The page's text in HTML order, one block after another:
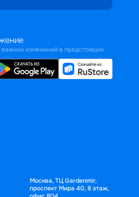
изменений в предстоящих
Москва, ТЦ Gardenmir,
проспект Мира 40, 8 этаж,